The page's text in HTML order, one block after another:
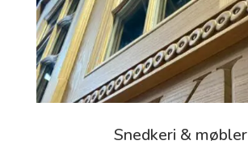
Snedkeri & møbler